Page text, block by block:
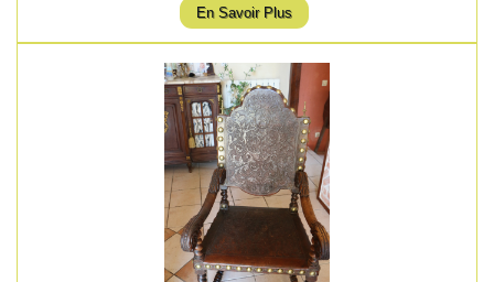
En Savoir Plus